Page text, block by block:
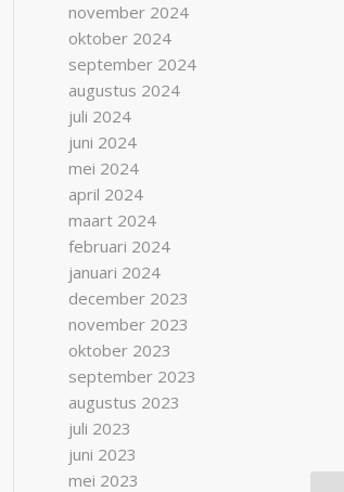
november 2024
oktober 2024
september 2024
augustus 2024
juli 2024
juni 2024
mei 2024
april 2024
maart 2024
februari 2024
januari 2024
december 2023
november 2023
oktober 2023
september 2023
augustus 2023
juli 2023
juni 2023
mei 2023